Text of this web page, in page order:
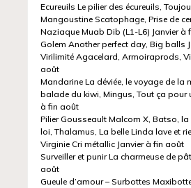
Ecureuils Le pilier des écureuils,
Mangoustine Scatophage, Prise de
Naziaque Muab Dib (L1-L6) Janvier à
Golem Another perfect day, Big balls
Virilimité Agacelard, Armoiraprods,
août
Mandarine La déviée, le voyage de la
balade du kiwi, Mingus, Tout ça pour
à fin août
Pilier Gousseault Malcom X, Batso,
loi, Thalamus, La belle Linda lave et
Virginie Cri métallic Janvier à fin août
Surveiller et punir La charmeuse de
août
Gueule d’amour – Surbottes